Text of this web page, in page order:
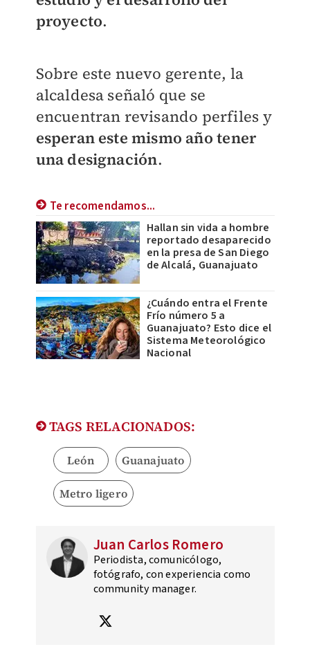
proyecto.
Sobre este nuevo gerente, la
alcaldesa señaló que se
encuentran revisando perfiles y
esperan este mismo año tener
una designación.
Te recomendamos...
Hallan sin vida a hombre
reportado desaparecido
en la presa de San Diego
de Alcalá, Guanajuato
¿Cuándo entra el Frente
Frío número 5 a
Guanajuato? Esto dice el
Sistema Meteorológico
Nacional
TAGS RELACIONADOS:
León Guanajuato
Metro ligero
Juan Carlos Romero
Periodista, comunicólogo,
fotógrafo, con experiencia como
community manager.